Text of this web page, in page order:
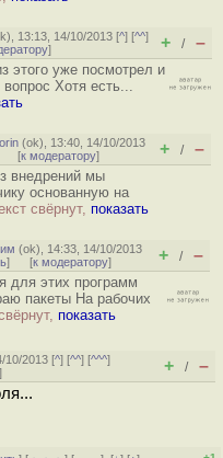
), 13:13, 14/10/2013 [^] [^^]
] + / –
этого уже посмотрел и
Хотя есть...
(ok), 13:40, 14/10/2013
[к модератору] + / –
внедрений мы
основанную на
свёрнут, показать
(ok), 14:33, 14/10/2013
] [к модератору] + / –
для этих программ
пакеты На рабочих
показать
10/2013 [^] [^^] [^^^]
] + / –